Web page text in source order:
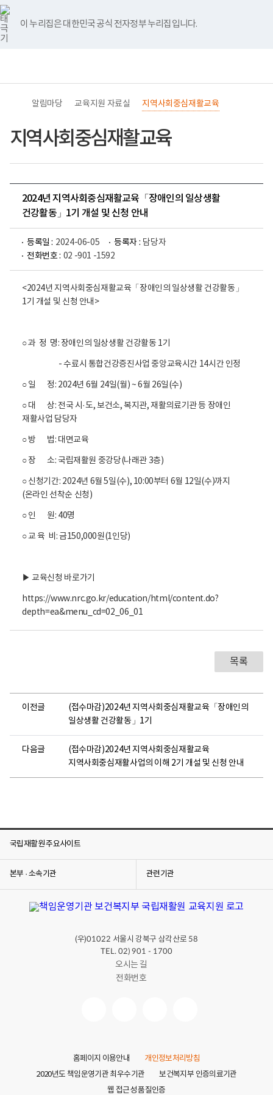
바
로
가
기
메
너
비
767px
이
하
이 누리집은 대한민국 공식 전자정부 누리집입니다.
영
검
메
홈
알림마당 교육지원 자료실 지역사회중심재활교육
지역사회중심재활교육
2024년 지역사회중심재활교육「장애인의 일상생활
건강활동」1기 개설 및 신청 안내
등록일 : 2024-06-05 등록자 : 담당자
전화번호 : 02 -901 -1592
<2024년 지역사회중심재활교육「장애인의 일상생활 건강활동」
1기 개설 및 신청 안내>
○ 과 정 명: 장애인의 일상생활 건강활동 1기
- 수료시 통합건강증진사업 중앙교육시간 14시간 인정
○ 일 정: 2024년 6월 24일(월) ~ 6월 26일(수)
○ 대 상: 전국 시·도, 보건소, 복지관, 재활의료기관 등 장애인
재활사업 담당자
○ 방 법: 대면교육
○ 장 소: 국립재활원 중강당(나래관 3층)
○ 신청기간: 2024년 6월 5일(수), 10:00부터 6월 12일(수)까지
(온라인 선착순 신청)
○ 인 원: 40명
○ 교 육 비: 금150,000원(1인당)
▶ 교육신청 바로가기
https://www.nrc.go.kr/education/html/content.do?
depth=ea&menu_cd=02_06_01
목록
이전글
(접수마감)2024년 지역사회중심재활교육「장애인의
일상생활 건강활동」1기
다음글
(접수마감)2024년 지역사회중심재활교육
지역사회중심재활사업의 이해 2기 개설 및 신청 안내
국립재활원 주요사이트
본부 · 소속기관 관련기관
(우)01022 서울시 강북구 삼각산로 58
TEL. 02) 901 - 1700
오시는 길
전화번호
유
튜
브
블
로
그
인
스
타
그
램
페
이
스
북
홈페이지 이용안내
개인정보처리방침
2020년도 책임운영기관 최우수기관
보건복지부 인증의료기관
웹 접근성 품질인증